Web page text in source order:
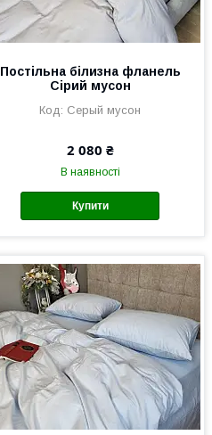
Постільна білизна фланель
Сірий мусон
Серый мусон
2 080 ₴
В наявності
Купити